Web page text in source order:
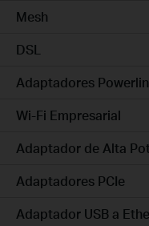
Mesh
DSL
Adaptadores
Wi-Fi Empresarial
Adaptador de Alta
Adaptadores PCIe
Adaptador USB a